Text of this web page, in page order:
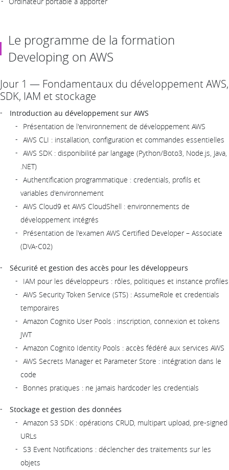
Le programme de la formation
Developing on AWS
Jour 1 — Fondamentaux du développement AWS,
SDK, IAM et stockage
Introduction au développement sur AWS
Présentation de l'environnement de développement AWS
AWS CLI : installation, configuration et commandes essentielles
AWS SDK : disponibilité par langage (Python/Boto3, Node.js, Java,
.NET)
Authentification programmatique : credentials, profils et
variables d'environnement
AWS Cloud9 et AWS CloudShell : environnements de
développement intégrés
Présentation de l'examen AWS Certified Developer – Associate
(DVA-C02)
Sécurité et gestion des accès pour les développeurs
IAM pour les développeurs : rôles, politiques et instance profiles
AWS Security Token Service (STS) : AssumeRole et credentials
temporaires
Amazon Cognito User Pools : inscription, connexion et tokens
JWT
Amazon Cognito Identity Pools : accès fédéré aux services AWS
AWS Secrets Manager et Parameter Store : intégration dans le
code
Bonnes pratiques : ne jamais hardcoder les credentials
Stockage et gestion des données
Amazon S3 SDK : opérations CRUD, multipart upload, pre-signed
URLs
S3 Event Notifications : déclencher des traitements sur les
objets